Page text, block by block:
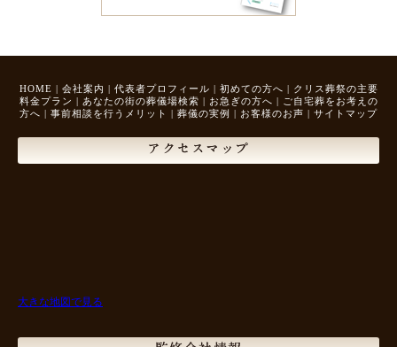
HOME | 会社案内 | 代表者プロフィール | 初めての方へ | クリス葬祭の主要
料金プラン | あなたの街の葬儀場検索 | お急ぎの方へ | ご自宅葬をお考えの
方へ | 事前相談を行うメリット | 葬儀の実例 | お客様のお声 | サイトマップ
アクセスマップ
大きな地図で見る